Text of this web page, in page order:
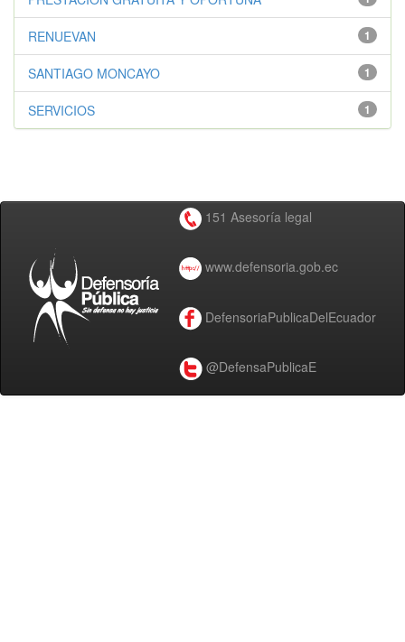
1
RENUEVAN
1
SANTIAGO MONCAYO
1
SERVICIOS
151 Asesoría legal
www.defensoria.gob.ec
DefensoriaPublicaDelEcuador
@DefensaPublicaE